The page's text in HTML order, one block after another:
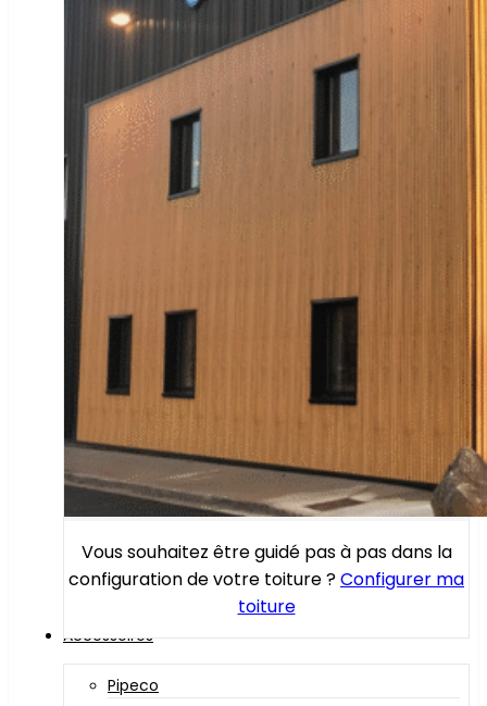
Vous souhaitez être guidé pas à pas dans la
configuration de votre toiture ?Configurer ma
toiture
Accessoires
Pipeco